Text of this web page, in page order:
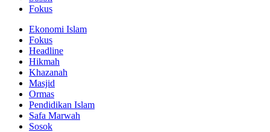
Fokus
Ekonomi Islam
Fokus
Headline
Hikmah
Khazanah
Masjid
Ormas
Pendidikan Islam
Safa Marwah
Sosok